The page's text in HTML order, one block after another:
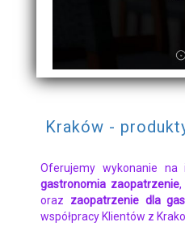
Kraków -
Oferujemy wykonanie na
gastronomia zaopatrzenie,
oraz zaopatrzenie dla
współpracy Klientów z